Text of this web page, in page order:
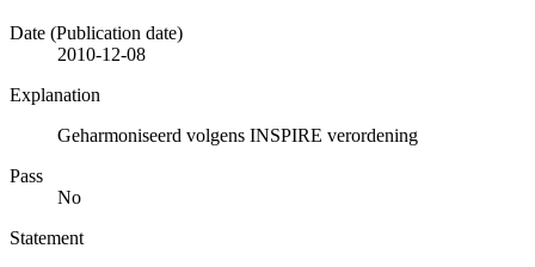
Date (Publication date)
2010-12-08
Explanation
Geharmoniseerd volgens INSPIRE verordening
Pass
No
Statement